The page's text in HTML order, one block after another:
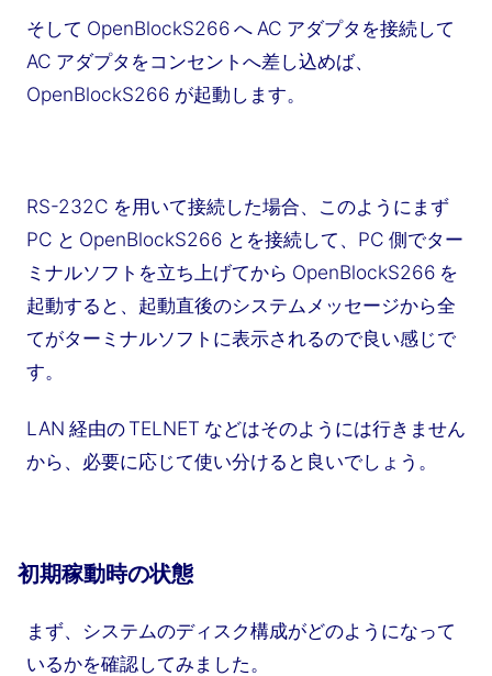
そして OpenBlockS266 へ AC アダプタを接続して
AC アダプタをコンセントへ差し込めば、
OpenBlockS266 が起動します。
RS-232C を用いて接続した場合、このようにまず
PC と OpenBlockS266 とを接続して、PC 側でター
ミナルソフトを立ち上げてから OpenBlockS266 を
起動すると、起動直後のシステムメッセージから全
てがターミナルソフトに表示されるので良い感じで
す。
LAN 経由の TELNET などはそのようには行きません
から、必要に応じて使い分けると良いでしょう。
初期稼動時の状態
まず、システムのディスク構成がどのようになって
いるかを確認してみました。